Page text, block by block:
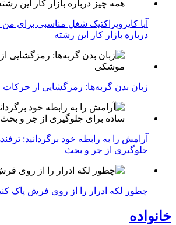
آیا کایروپراکتیک شغل مناسبی برای
درباره بازار کار این رشته
زبان بدن گربه‌ها: رمزگشایی از
آرامش را به رابطه خود برگردانید:
جلوگیری از جر و بحث
چطور لکه ادرار را از روی فرش پاک
خانواده